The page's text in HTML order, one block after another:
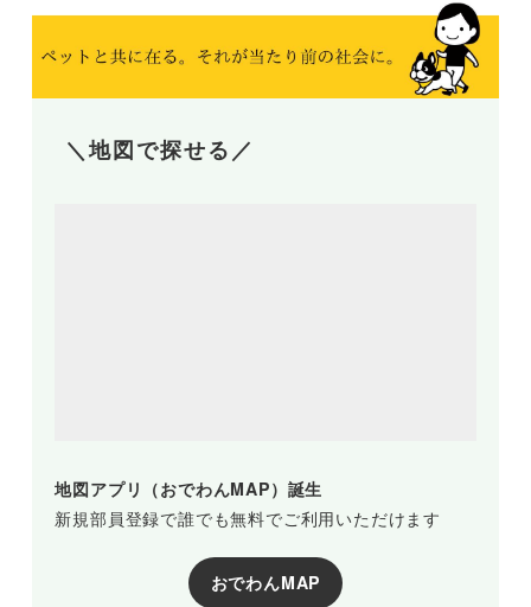
＼地図で探せる／
地図アプリ（おでわんMAP）誕生
新規部員登録で誰でも無料でご利用いただけます
おでわんMAP